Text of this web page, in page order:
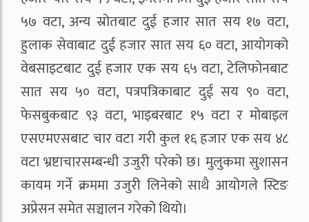
५७ वटा, अन्य स्रोतबाट दुई हजार सात सय १७ वटा,
हुलाक सेवाबाट दुई हजार सात सय ६० वटा, आयोगको
वेबसाइटबाट दुई हजार एक सय ६५ वटा, टेलिफोनबाट
सात सय ५० वटा, पत्रपत्रिकाबाट दुई सय ९० वटा,
फेसबुकबाट ९३ वटा, भाइबरबाट १५ वटा र मोबाइल
एसएमएसबाट चार वटा गरी कुल १६ हजार एक सय ४८
वटा भ्रष्टाचारसम्बन्धी उजुरी परेको छ। मुलुकमा सुशासन
कायम गर्ने क्रममा उजुरी लिनेको साथै आयोगले स्टिङ
अप्रेसन समेत सञ्चालन गरेको थियो।